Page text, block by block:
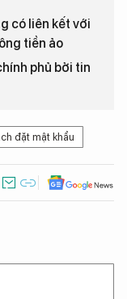
có liên kết với
tiền ảo
phủ bởi tin
đặt mật khẩu